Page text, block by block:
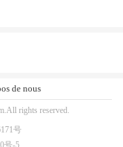
de nous
rights reserved.
号
号-5